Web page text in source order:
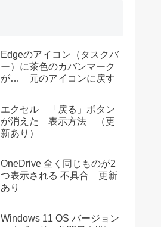
Edgeのアイコン（タスクバ
ー）に茶色のカバンマーク
が… 元のアイコンに戻す
エクセル 「戻る」ボタン
が消えた 表示方法 （更
新あり）
OneDrive 全く同じものが2
つ表示される 不具合 更新
あり
Windows 11 OS バージョン